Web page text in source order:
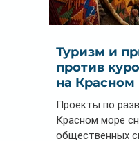
Туризм и
против
на Красном
Проекты по
Красном море
общественных